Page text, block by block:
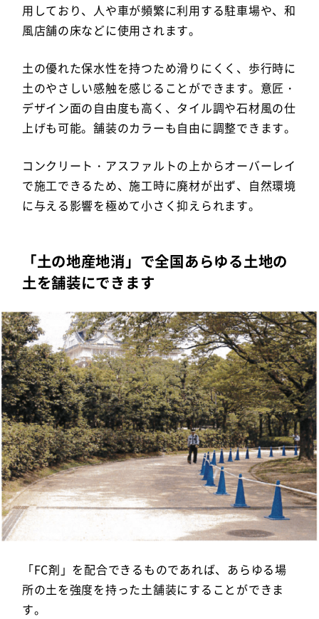
用しており、人や車が頻繁に利用する駐車場や、和
風店舗の床などに使用されます。
土の優れた保水性を持つため滑りにくく、歩行時に
土のやさしい感触を感じることができます。意匠・
デザイン面の自由度も高く、タイル調や石材風の仕
上げも可能。舗装のカラーも自由に調整できます。
コンクリート・アスファルトの上からオーバーレイ
で施工できるため、施工時に廃材が出ず、自然環境
に与える影響を極めて小さく抑えられます。
「土の地産地消」で全国あらゆる土地の
土を舗装にできます
「FC剤」を配合できるものであれば、あらゆる場
所の土を強度を持った土舗装にすることができま
す。